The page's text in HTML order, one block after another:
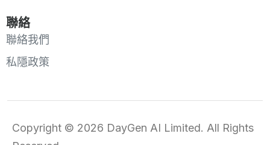
聯絡
聯絡我們
私隱政策
Copyright © 2026 DayGen AI Limited. All Rights